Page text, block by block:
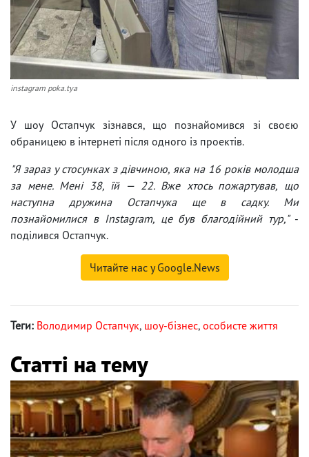
instagram poka.tya
У шоу Остапчук зізнався, що познайомився зі своєю
обраницею в інтернеті після одного із проектів.
"Я зараз у стосунках з дівчиною, яка на 16 років молодша
за мене. Мені 38, їй — 22. Вже хтось пожартував, що
наступна дружина Остапчука ще в садку. Ми
познайомилися в Instagram, це був благодійний тур,"-
поділився Остапчук.
Читайте нас у Google.News
Теги: Володимир Остапчук, шоу-бізнес, особисте життя
Статті на тему